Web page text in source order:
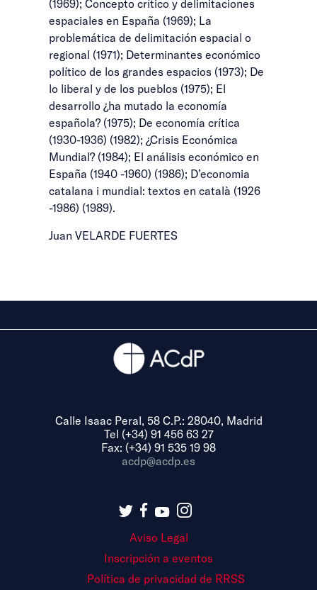
(1969); Concepto crítico y delimitaciones
espaciales en España (1969); La
problemática de delimitación espacial o
regional (1971); Determinantes económico
político de los grandes espacios (1973); De
lo liberal y de los pueblos (1975); El
desarrollo ¿ha mutado la economía
española? (1975); De economía crítica
(1930-1936) (1982); ¿Crisis Económica
Mundial? (1984); El análisis económico en
España (1940 -1960) (1986); D’economia
catalana i mundial: textos en català (1926
-1986) (1989).
Juan VELARDE FUERTES
Calle Isaac Peral, 58 C.P.: 28040, Madrid
Tel (+34) 91 456 63 27
Fax: (+34) 91 535 19 98
acdp@acdp.es
Aviso Legal
Inscripción a eventos
Política de privacidad de RRSS